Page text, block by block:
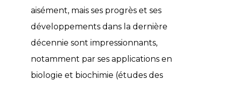
aisément, mais ses progrès et ses
développements dans la dernière
décennie sont impressionnants,
notamment par ses applications en
biologie et biochimie (études des